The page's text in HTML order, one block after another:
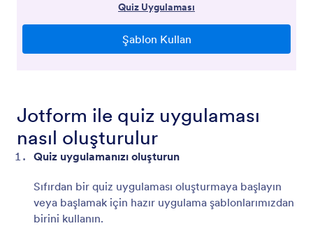
Jotform ile quiz uygulaması
nasıl oluşturulur
Quiz uygulamanızı oluşturun
Sıfırdan bir quiz uygulaması oluşturmaya başlayın
veya başlamak için hazır uygulama şablonlarımızdan
birini kullanın.